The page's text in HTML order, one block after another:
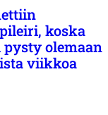
koska
pysty olemaan
viikkoa